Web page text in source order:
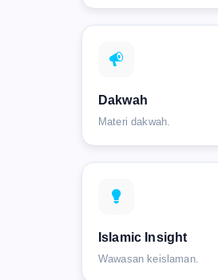
Dakwah
Materi dakwah.
Islamic Insight
Wawasan keislaman.